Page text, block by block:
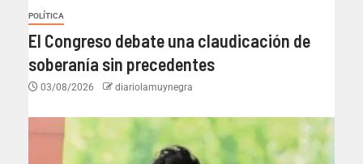
POLÍTICA
El Congreso debate una claudicación de
soberanía sin precedentes
03/08/2026 diariolamuynegra